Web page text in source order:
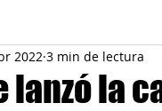
lanzó la
2022 3 min de lectura